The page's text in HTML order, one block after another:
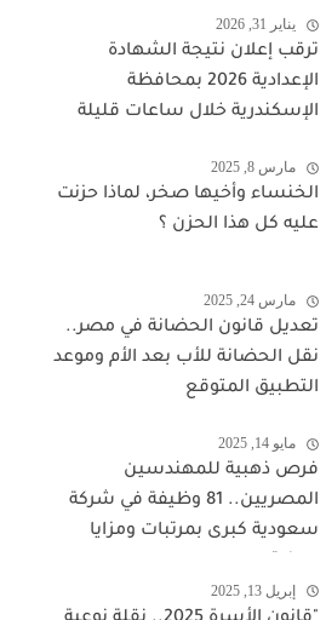
يناير 31, 2026
ترقب إعلان نتيجة الشهادة
الإعدادية 2026 بمحافظة
الإسكندرية خلال ساعات قليلة
مارس 8, 2025
الخنساء وأخيها صخر، لماذا حزنت
عليه كل هذا الحزن ؟
مارس 24, 2025
تعديل قانون الحضانة في مصر..
نقل الحضانة للأب بعد الأم وموعد
التطبيق المتوقع
مايو 14, 2025
فرص ذهبية للمهندسين
المصريين.. 81 وظيفة في شركة
سعودية كبرى بمرتبات ومزايا
إبريل 13, 2025